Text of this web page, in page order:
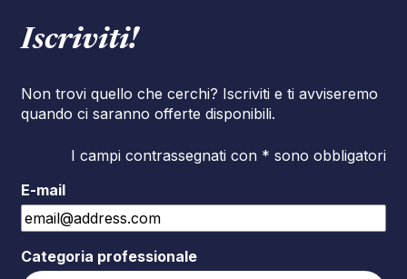
Iscriviti!
Non trovi quello che cerchi? Iscriviti e ti avviseremo
quando ci saranno offerte disponibili.
I campi contrassegnati con * sono obbligatori
E-mail
Categoria professionale